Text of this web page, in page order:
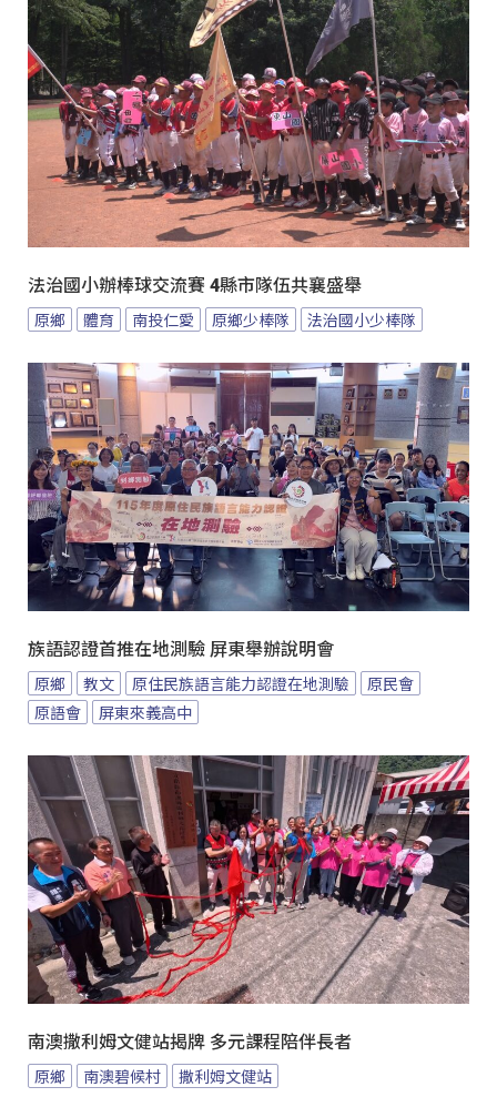
法治國小辦棒球交流賽 4縣市隊伍共襄盛舉
原鄉 體育 南投仁愛 原鄉少棒隊 法治國小少棒隊
族語認證首推在地測驗 屏東舉辦說明會
原鄉 教文 原住民族語言能力認證在地測驗
原民會
原語會
屏東來義高中
南澳撒利姆文健站揭牌 多元課程陪伴長者
原鄉 南澳碧候村 撒利姆文健站